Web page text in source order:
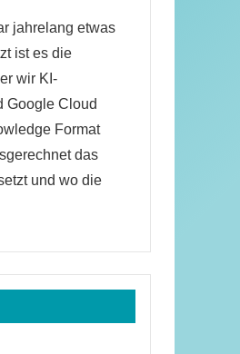
jahrelang etwas
ist es die
wir KI-
Google Cloud
Format
das
und wo die